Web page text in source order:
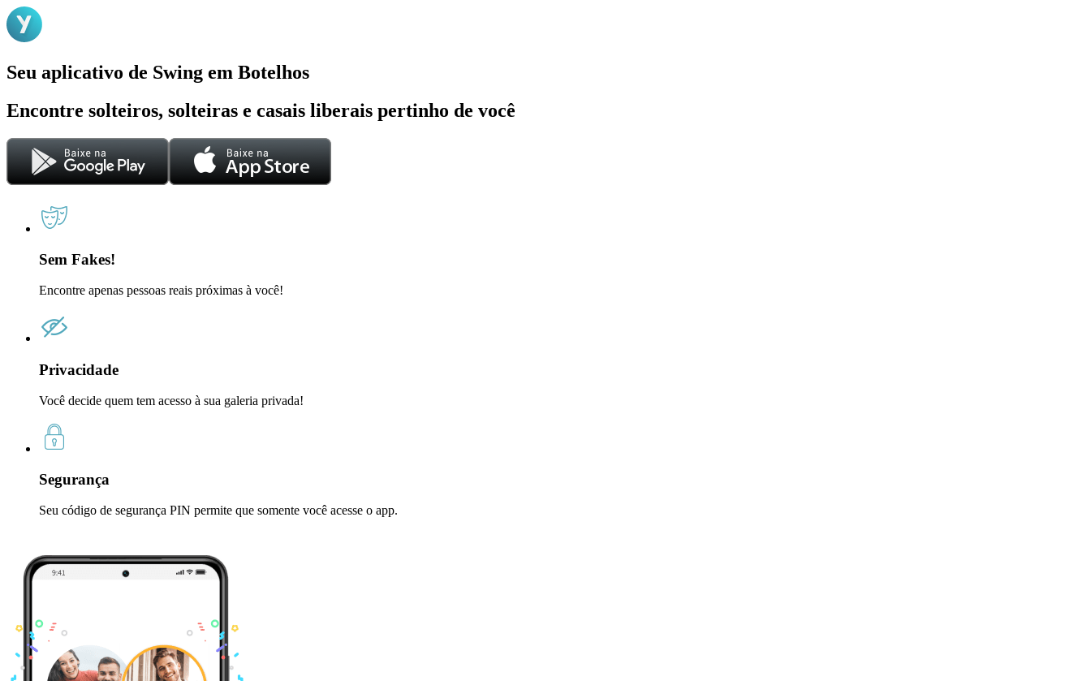
Seu aplicativo de Swing em Botelhos
Encontre solteiros, solteiras e casais liberais pertinho de você
Sem Fakes!
Encontre apenas pessoas reais próximas à você!
Privacidade
Você decide quem tem acesso à sua galeria privada!
Segurança
Seu código de segurança PIN permite que somente você acesse o app.